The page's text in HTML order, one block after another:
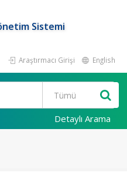
Sistemi
Araştırmacı Girişi English
Detaylı Arama